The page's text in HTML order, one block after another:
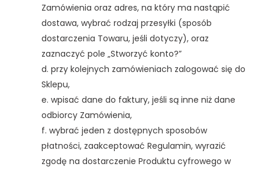
Zamówienia oraz adres, na który ma nastąpić
dostawa, wybrać rodzaj przesyłki (sposób
dostarczenia Towaru, jeśli dotyczy), oraz
zaznaczyć pole „Stworzyć konto?”
d. przy kolejnych zamówieniach zalogować się do
Sklepu,
e. wpisać dane do faktury, jeśli są inne niż dane
odbiorcy Zamówienia,
f. wybrać jeden z dostępnych sposobów
płatności, zaakceptować Regulamin, wyrazić
zgodę na dostarczenie Produktu cyfrowego w